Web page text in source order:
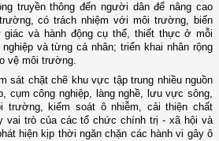
truyền thông đến người dân để nâng cao
có trách nhiệm với môi trường, biến
và hành động cụ thể, thiết thực ở mỗi
và từng cá nhân; triển khai nhân rộng
vệ môi trường.
sát chặt chẽ khu vực tập trung nhiều nguồn
cụm công nghiệp, làng nghề, lưu vực sông,
trường, kiểm soát ô nhiễm, cải thiện chất
vai trò của các tổ chức chính trị - xã hội và
hiện kịp thời ngăn chặn các hành vi gây ô